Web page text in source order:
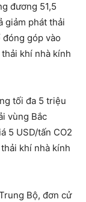
đương 51,5
giảm phát thải
góp vào
khí nhà kính
tối đa 5 triệu
vùng Bắc
5 USD/tấn CO2
khí nhà kính
Bộ, đơn cử